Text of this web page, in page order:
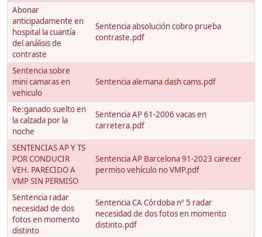
Abonar
anticipadamente en
hospital la cuantía
del análisis de
contraste
Sentencia absolución cobro prueba
contraste.pdf
Sentencia sobre
mini camaras en
vehiculo
Sentencia alemana dash cams.pdf
Re:ganado suelto en
la calzada por la
noche
Sentencia AP 61-2006 vacas en
carretera.pdf
SENTENCIAS AP Y TS
POR CONDUCIR
VEH. PARECIDO A
VMP SIN PERMISO
Sentencia AP Barcelona 91-2023 carecer
permiso vehículo no VMP.pdf
Sentencia radar
necesidad de dos
fotos en momento
distinto
Sentencia CA Córdoba nº 5 radar
necesidad de dos fotos en momento
distinto.pdf